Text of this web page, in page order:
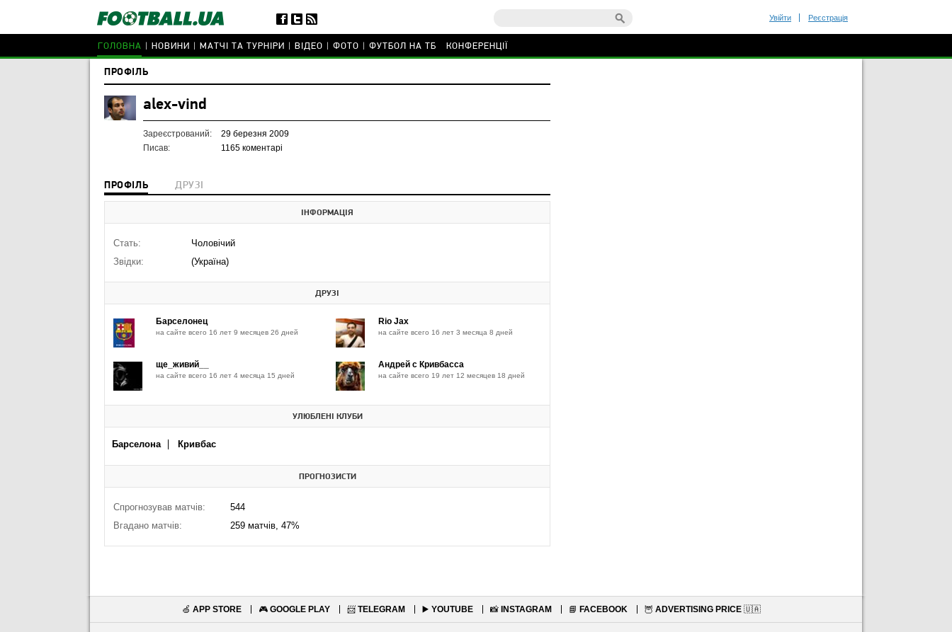
Увійти Реєстрація
ГОЛОВНА НОВИНИ МАТЧІ ТА ТУРНІРИ ВІДЕО ФОТО ФУТБОЛ НА ТБ КОНФЕРЕНЦІЇ
ПРОФІЛЬ
alex-vind
Зареєстрований:
29 березня 2009
Писав:
1165 коментарі
ПРОФІЛЬ ДРУЗІ
ІНФОРМАЦІЯ
Стать:
Чоловічий
Звідки:
(Україна)
ДРУЗІ
Барселонец
на сайте всего 16 лет 9 месяцев 26 дней
Rio Jax
на сайте всего 16 лет 3 месяца 8 дней
ще_живий__
на сайте всего 16 лет 4 месяца 15 дней
Андрей с Кривбасса
на сайте всего 19 лет 12 месяцев 18 дней
УЛЮБЛЕНІ КЛУБИ
Барселона Кривбас
ПРОГНОЗИСТИ
Спрогнозував матчів:
544
Вгадано матчів:
259 матчів, 47%
🍏 APP STORE 🎮 GOOGLE PLAY 📨 TELEGRAM ▶️ YOUTUBE 📸 INSTAGRAM 📘 FACEBOOK 🦉 ADVERTISING PRICE 🇺🇦